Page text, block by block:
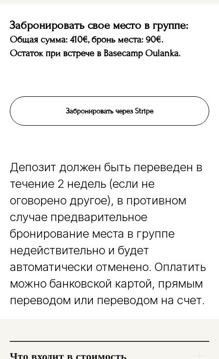
Забронировать свое место в группе:
Общая сумма: 410€, бронь места: 90€.
Остаток при встрече в Basecamp Oulanka.
Забронировать через Stripe
Депозит должен быть переведен в
течение 2 недель (если не
оговорено другое), в противном
случае предварительное
бронирование места в группе
недействительно и будет
автоматически отменено. Оплатить
можно банковской картой, прямым
переводом или переводом на счет.
Что входит в стоимость
N.33